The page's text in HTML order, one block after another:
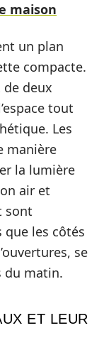
maison
un plan
compacte.
de deux
tout
Les
manière
la lumière
air et
sont
les côtés
se
du matin.
ET LEUR